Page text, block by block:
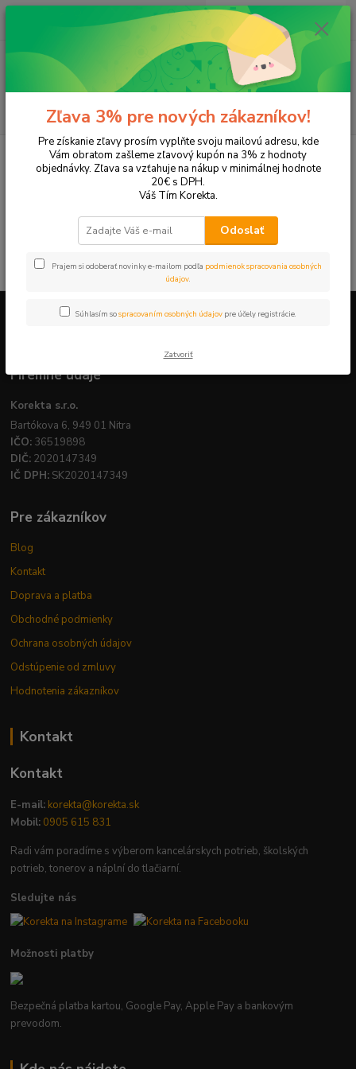
Hľadať
ks
za 0,00 EUR
Tonery a náplne do tlačiarní Canon NP 6317
V tejto kategórii nebol nájdený žiadny tovar.
Firemné údaje
Korekta s.r.o.
Bartókova 6, 949 01 Nitra
IČO: 36519898
DIČ: 2020147349
IČ DPH: SK2020147349
Pre zákazníkov
Blog
Kontakt
Doprava a platba
Obchodné podmienky
Ochrana osobných údajov
Odstúpenie od zmluvy
Hodnotenia zákazníkov
Kontakt
Kontakt
E-mail: korekta@korekta.sk
Mobil: 0905 615 831
Radi vám poradíme s výberom kancelárskych potrieb, školských
potrieb, tonerov a náplní do tlačiarní.
Sledujte nás
Možnosti platby
Bezpečná platba kartou, Google Pay, Apple Pay a bankovým
prevodom.
Zľava 3% pre nových zákazníkov!
Pre získanie zľavy prosím vyplňte svoju mailovú adresu, kde
Vám obratom zašleme zľavový kupón na 3% z hodnoty
objednávky. Zľava sa vzťahuje na nákup v minimálnej hodnote
20€ s DPH.
Váš Tím Korekta.
Odoslať
Prajem si odoberať novinky e-mailom podľa podmienok spracovania osobných
údajov.
Súhlasím sospracovaním osobných údajov pre účely registrácie.
Zatvoriť